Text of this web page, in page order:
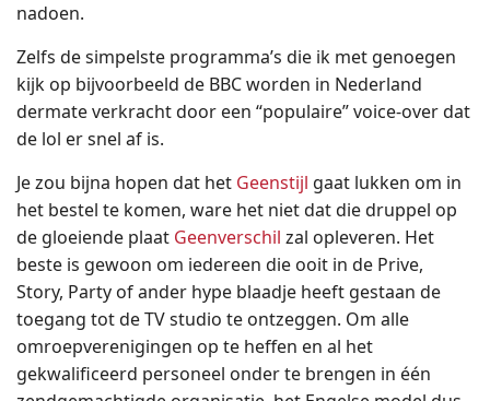
nadoen.
Zelfs de simpelste programma’s die ik met genoegen
kijk op bijvoorbeeld de BBC worden in Nederland
dermate verkracht door een “populaire” voice-over dat
de lol er snel af is.
Je zou bijna hopen dat het Geenstijl gaat lukken om in
het bestel te komen, ware het niet dat die druppel op
de gloeiende plaat Geenverschil zal opleveren. Het
beste is gewoon om iedereen die ooit in de Prive,
Story, Party of ander hype blaadje heeft gestaan de
toegang tot de TV studio te ontzeggen. Om alle
omroepverenigingen op te heffen en al het
gekwalificeerd personeel onder te brengen in één